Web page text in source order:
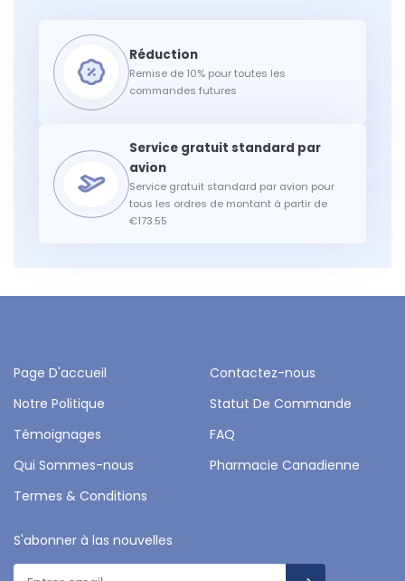
Remise de 10% pour toutes les
commandes futures
Service gratuit standard par avion pour
tous les ordres de montant à partir de
€173.55
Page D'accueil
Contactez-nous
Notre Politique
Statut De Commande
Témoignages
FAQ
Qui Sommes-nous
Pharmacie Canadienne
Termes & Conditions
S'abonner à las nouvelles